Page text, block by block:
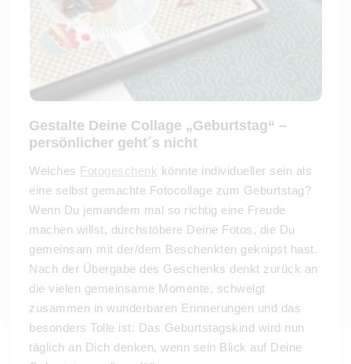
Gestalte Deine Collage „Geburtstag“ –
persönlicher geht´s nicht
Welches Fotogeschenk könnte individueller sein als
eine selbst gemachte Fotocollage zum Geburtstag?
Wenn Du jemandem mal so richtig eine Freude
machen willst, durchstöbere Deine Fotos, die Du
gemeinsam mit der/dem Beschenkten geknipst hast.
Nach der Übergabe des Geschenks denkt zurück an
die vielen gemeinsame Momente, schwelgt
zusammen in wunderbaren Erinnerungen und das
besonders Tolle ist: Das Geburtstagskind wird nun
täglich an Dich denken, wenn sein Blick auf Deine